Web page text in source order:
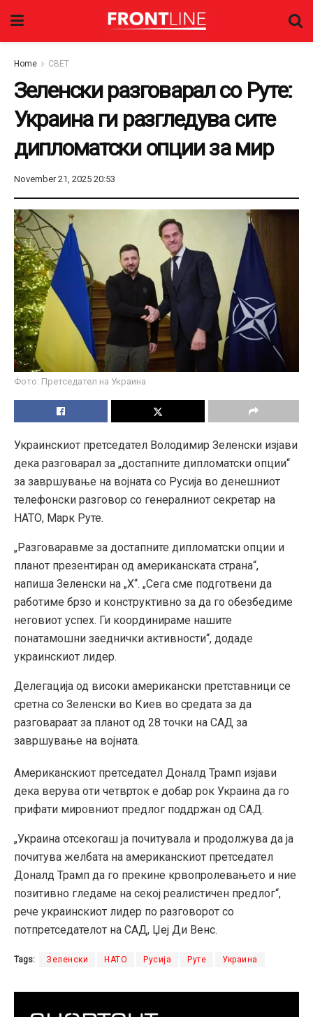
Home СВЕТ
Зеленски разговарал со Руте:
Украина ги разгледува сите
дипломатски опции за мир
November 21, 2025 20:53
Фото: Претседател на Украина
Украинскиот претседател Володимир Зеленски изјави
дека разговарал за „достапните дипломатски опции“
за завршување на војната со Русија во денешниот
телефонски разговор со генералниот секретар на
НАТО, Марк Руте.
„Разговаравме за достапните дипломатски опции и
планот презентиран од американската страна“,
напиша Зеленски на „Х“. „Сега сме подготвени да
работиме брзо и конструктивно за да го обезбедиме
неговиот успех. Ги координираме нашите
понатамошни заеднички активности“, додаде
украинскиот лидер.
Делегација од високи американски претставници се
сретна со Зеленски во Киев во средата за да
разговараат за планот од 28 точки на САД за
завршување на војната.
Американскиот претседател Доналд Трамп изјави
дека верува оти четврток е добар рок Украина да го
прифати мировниот предлог поддржан од САД.
„Украина отсекогаш ја почитувала и продолжува да ја
почитува желбата на американскиот претседател
Доналд Трамп да го прекине крвопролевањето и ние
позитивно гледаме на секој реалистичен предлог“,
рече украинскиот лидер по разговорот со
потпретседателот на САД, Џеј Ди Венс.
Tags: Зеленски НАТО Русија Руте Украина